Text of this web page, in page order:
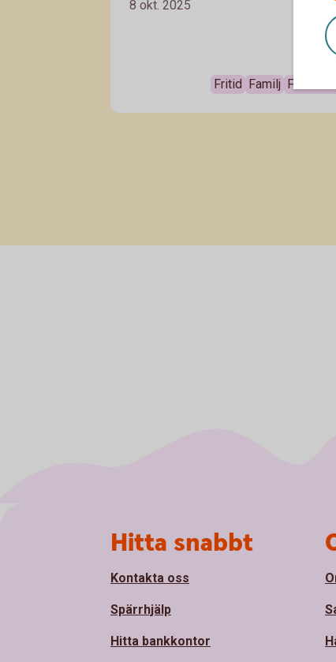
behöver tänka på om du planerar en
8 okt. 2025
Fritid Familj
Hitta snabbt
Kontakta oss
Spärrhjälp
Hitta bankkontor